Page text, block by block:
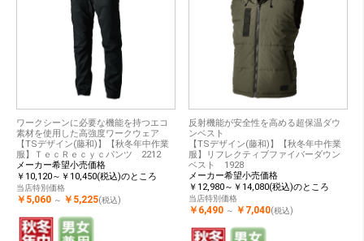
ワークシーンに必要な機能を持つエコ
素材を使用した高強度ワークウェア
【TSデザイン(藤和)】【秋冬年中作業
服】ＴｅｃＲｅｃｙｃパンツ 2212
メーカー希望小売価格
￥10,120～￥10,450(税込)のところ
当店特別価格
￥5,060 ～ ￥5,225(税込)
反射機能が安全性を高める超保温ダウ
ンベスト
【TSデザイン(藤和)】【秋冬年中作業
服】リフレクティブファイバーダウン
ベスト 1928
メーカー希望小売価格
￥12,980～￥14,080(税込)のところ
当店特別価格
￥6,490 ～ ￥7,040(税込)